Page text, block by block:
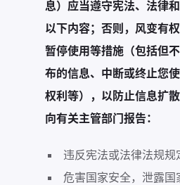
息）应当遵守宪法、法律
以下内容；否则，风变有
暂停使用等措施（包括但
布的信息、中断或终止您
权利等），以防止信息扩
向有关主管部门报告：
违反宪法或法律法规规
危害国家安全，泄露